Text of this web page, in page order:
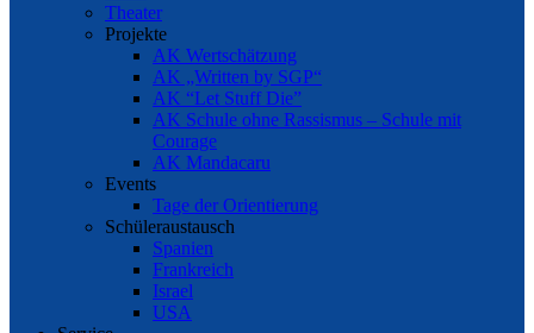
Theater
Projekte
AK Wertschätzung
AK „Written by SGP“
AK “Let Stuff Die”
AK Schule ohne Rassismus – Schule mit
Courage
AK Mandacaru
Events
Tage der Orientierung
Schüleraustausch
Spanien
Frankreich
Israel
USA